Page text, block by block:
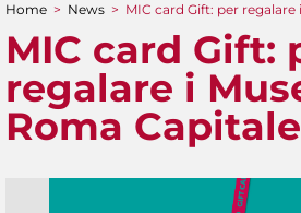
Tu sei qui
Home > News > MIC card Gift: per
MIC card Gift:
regalare i
Roma Capitale